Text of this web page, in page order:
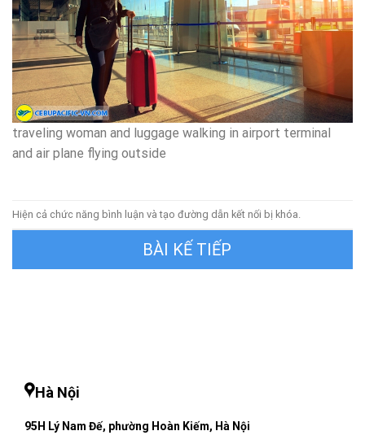
traveling woman and luggage walking in airport terminal
and air plane flying outside
Hiện cả chức năng bình luận và tạo đường dẫn kết nối bị khóa.
Hà Nội
95H Lý Nam Đế, phường Hoàn Kiếm, Hà Nội